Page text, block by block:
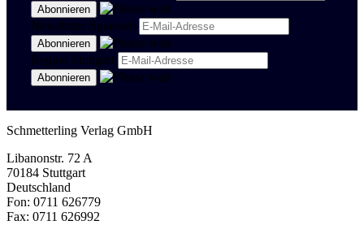
Newsletter Spanisch
Region Stuttgart
Schmetterling Verlag GmbH
Libanonstr. 72 A
70184 Stuttgart
Deutschland
Fon: 0711 626779
Fax: 0711 626992